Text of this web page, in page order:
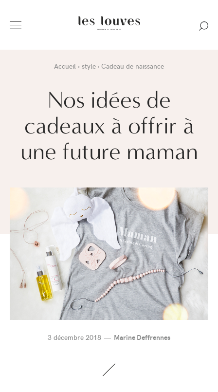
Accueil style Cadeau de naissance
Nos idées de
cadeaux à offrir à
une future maman
3 décembre 2018 Marine Deffrennes